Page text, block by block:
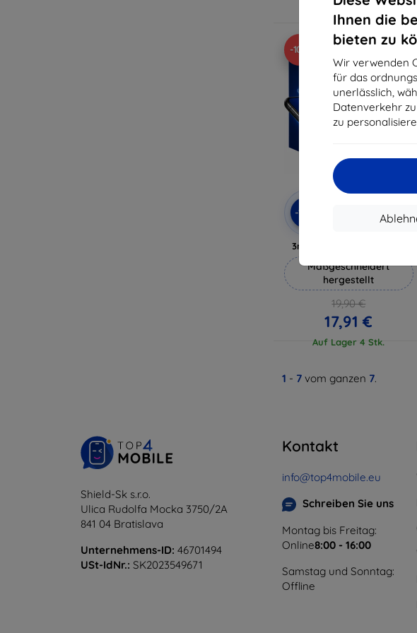
Ihnen die
bieten zu
Wir verwenden
für das
unerlässlich,
Datenverkehr
zu
Auf Lager 3 Stk.
-10%
-10% EXTRA10
3mk Hammer Schutzfolie
Maßgeschneidert
hergestellt
19,90 €
17,91 €
Auf Lager 4 Stk.
1 - 7 vom ganzen 7.
Shield-Sk s.r.o.
Ulica Rudolfa Mocka 3750/2A
841 04 Bratislava
Unternehmens-ID: 46701494
USt-IdNr.: SK2023549671
Kontakt
info@top4mobile.eu
Schreiben Sie uns
Montag bis Freitag:
Online8:00 - 16:00
Samstag und Sonntag:
Offline